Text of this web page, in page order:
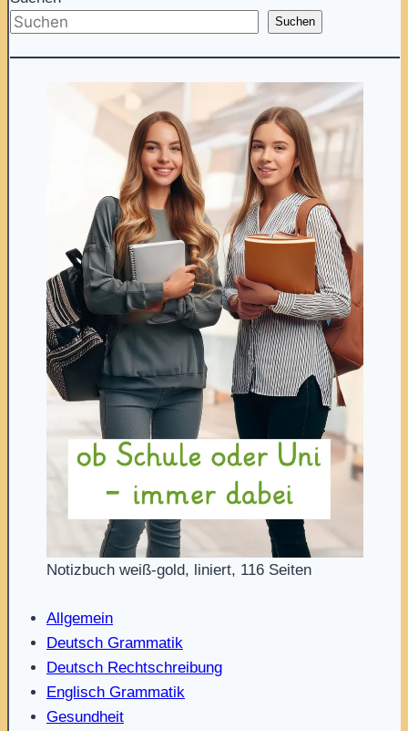
Suchen
Notizbuch weiß-gold, liniert, 116 Seiten
Allgemein
Deutsch Grammatik
Deutsch Rechtschreibung
Englisch Grammatik
Gesundheit